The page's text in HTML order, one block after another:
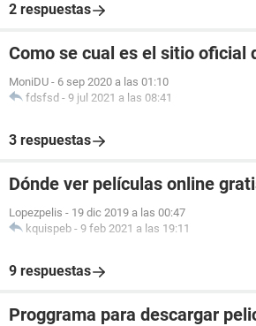
2 respuestas
Como se cual es el sitio oficial
MoniDU - 6 sep 2020 a las 01:10
fdsfsd - 9 jul 2021 a las 08:41
3 respuestas
Dónde ver películas online
Lopezpelis - 19 dic 2019 a las 00:47
kquispeb - 9 feb 2021 a las 19:11
9 respuestas
Proggrama para descargar